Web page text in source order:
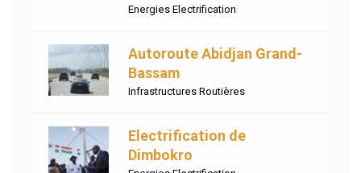
Energies Electrification
Autoroute Abidjan Grand-
Bassam
Infrastructures Routières
Electrification de
Dimbokro